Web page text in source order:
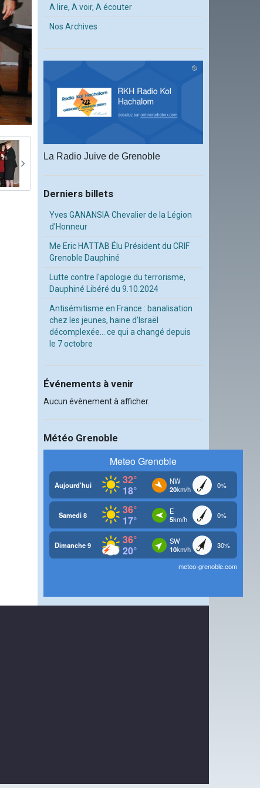
A lire, A voir, A écouter
Nos Archives
La Radio Juive de Grenoble
Derniers billets
Yves GANANSIA Chevalier de la Légion
d'Honneur
Me Eric HATTAB Élu Président du CRIF
Grenoble Dauphiné
Lutte contre l'apologie du terrorisme,
Dauphiné Libéré du 9.10.2024
Antisémitisme en France : banalisation
chez les jeunes, haine d’Israël
décomplexée… ce qui a changé depuis
le 7 octobre
Événements à venir
Aucun évènement à afficher.
Météo Grenoble